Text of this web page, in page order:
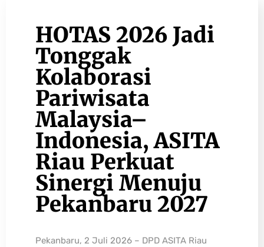
HOTAS 2026 Jadi
Tonggak
Kolaborasi
Pariwisata
Malaysia–
Indonesia, ASITA
Riau Perkuat
Sinergi Menuju
Pekanbaru 2027
Pekanbaru, 2 Juli 2026 – DPD ASITA Riau